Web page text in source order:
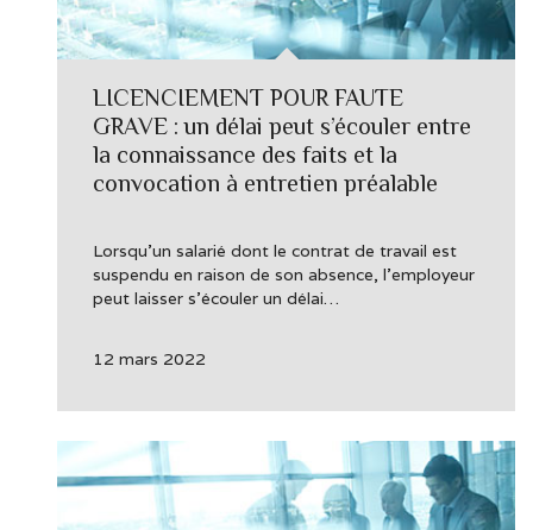
LICENCIEMENT POUR FAUTE
GRAVE : un délai peut s’écouler entre
la connaissance des faits et la
convocation à entretien préalable
Lorsqu’un salarié dont le contrat de travail est
suspendu en raison de son absence, l’employeur
peut laisser s’écouler un délai…
12 mars 2022